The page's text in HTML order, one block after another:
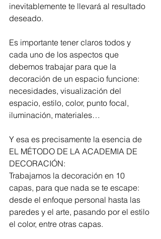
inevitablemente te llevará al resultado
deseado.
Es importante tener claros todos y
cada uno de los aspectos que
debemos trabajar para que la
decoración de un espacio funcione:
necesidades, visualización del
espacio, estilo, color, punto focal,
iluminación, materiales…
Y esa es precisamente la esencia de
EL MÉTODO DE LA ACADEMIA DE
DECORACIÓN:
Trabajamos la decoración en 10
capas, para que nada se te escape:
desde el enfoque personal hasta las
paredes y el arte, pasando por el estilo
el color, entre otras capas.